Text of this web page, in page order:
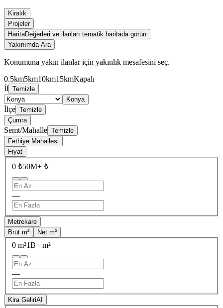
Kiralık
Projeler
HaritaDeğerleri ve ilanları tematik haritada görün
Yakınımda Ara
Konumuna yakın ilanlar için yakınlık mesafesini seç.
0.5km5km10km15kmKapalı
İl Temizle
Konya
İlçe Temizle
Çumra
Semt/Mahalle Temizle
Fethiye Mahallesi
Fiyat
0 ₺50M+ ₺
—
Metrekare
Brüt m²
Net m²
0 m²1B+ m²
—
Kira GeliriAI